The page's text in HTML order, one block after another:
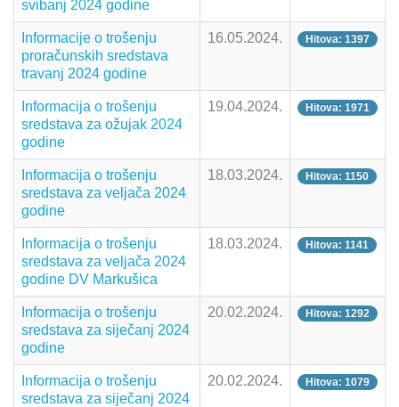
svibanj 2024 godine
Informacije o trošenju
proračunskih sredstava
travanj 2024 godine
16.05.2024. Hitova: 1397
Informacija o trošenju
sredstava za ožujak 2024
godine
19.04.2024. Hitova: 1971
Informacija o trošenju
sredstava za veljača 2024
godine
18.03.2024. Hitova: 1150
Informacija o trošenju
sredstava za veljača 2024
godine DV Markušica
18.03.2024. Hitova: 1141
Informacija o trošenju
sredstava za siječanj 2024
godine
20.02.2024. Hitova: 1292
Informacija o trošenju
sredstava za siječanj 2024
20.02.2024. Hitova: 1079